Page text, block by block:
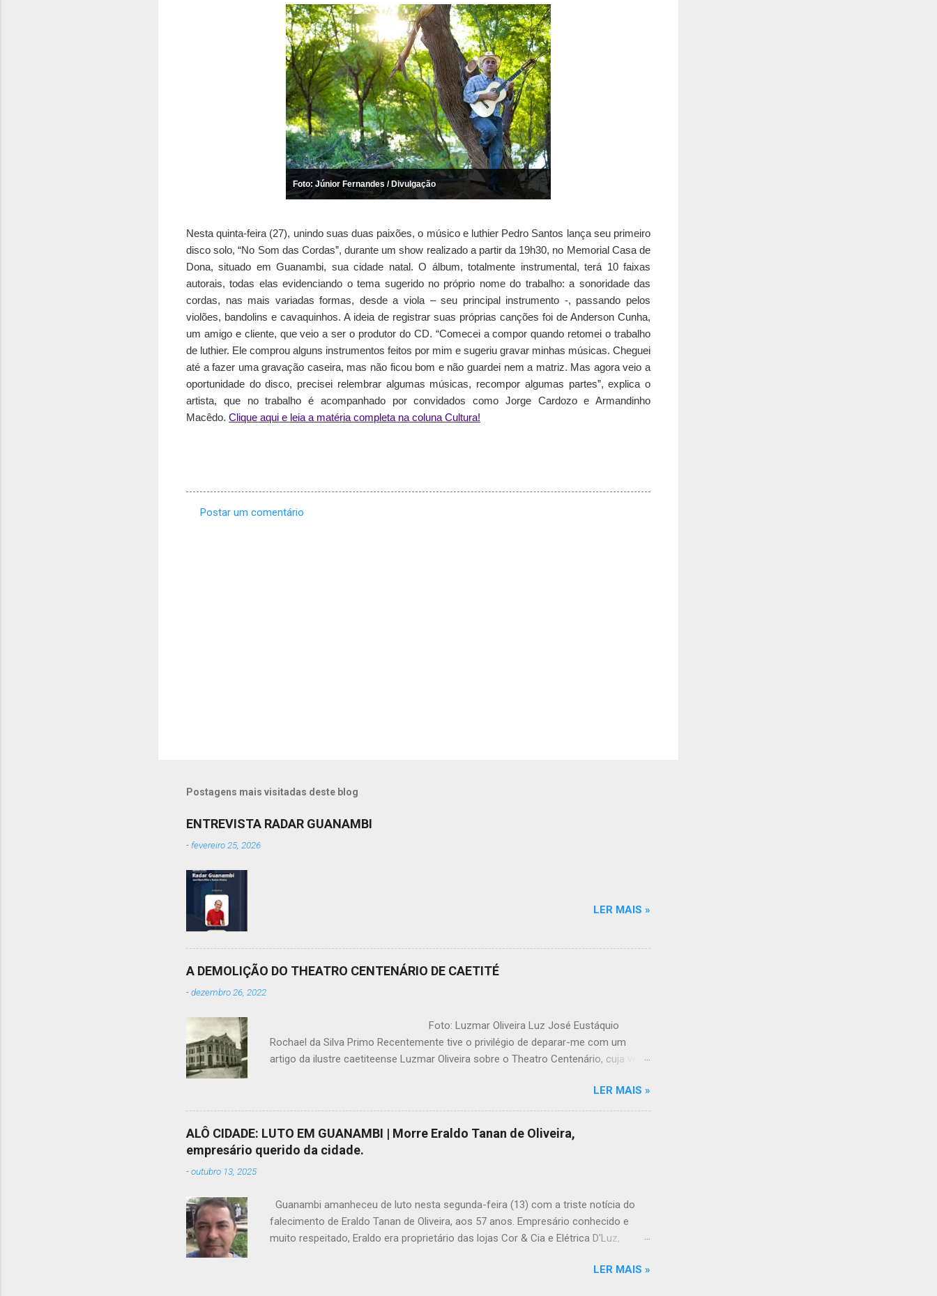
Foto: Júnior Fernandes / Divulgação
Nesta quinta-feira (27), unindo suas duas paixões, o músico e luthier Pedro Santos lança seu primeiro
disco solo, “No Som das Cordas”, durante um show realizado a partir da 19h30, no Memorial Casa de
Dona, situado em Guanambi, sua cidade natal. O álbum, totalmente instrumental, terá 10 faixas
autorais, todas elas evidenciando o tema sugerido no próprio nome do trabalho: a sonoridade das
cordas, nas mais variadas formas, desde a viola – seu principal instrumento -, passando pelos
violões, bandolins e cavaquinhos. A ideia de registrar suas próprias canções foi de Anderson Cunha,
um amigo e cliente, que veio a ser o produtor do CD. “Comecei a compor quando retomei o trabalho
de luthier. Ele comprou alguns instrumentos feitos por mim e sugeriu gravar minhas músicas. Cheguei
até a fazer uma gravação caseira, mas não ficou bom e não guardei nem a matriz. Mas agora veio a
oportunidade do disco, precisei relembrar algumas músicas, recompor algumas partes”, explica o
artista, que no trabalho é acompanhado por convidados como Jorge Cardozo e Armandinho
Macêdo. Clique aqui e leia a matéria completa na coluna Cultura!
Postar um comentário
Postagens mais visitadas deste blog
ENTREVISTA RADAR GUANAMBI
- fevereiro 25, 2026
LER MAIS »
A DEMOLIÇÃO DO THEATRO CENTENÁRIO DE CAETITÉ
-dezembro 26, 2022
Foto: Luzmar Oliveira Luz José Eustáquio
Rochael da Silva Primo Recentemente tive o privilégio de deparar-me com um
artigo da ilustre caetiteense Luzmar Oliveira sobre o Theatro Centenário, cuja veia
A prometi, na oportunidade, tentar descrever minhas impressões sobre tal
edificação, que tanto impressionou e marcou àqueles que vivenciaram sua
construção, esplendor e derrocada, fazendo lembrar, não sei explicar porque, em
parte e dimensões menores, a trágica história do navio inglês Titanic, só que em
LER MAIS »
ALÔ CIDADE: LUTO EM GUANAMBI | Morre Eraldo Tanan de Oliveira,
empresário querido da cidade.
-outubro 13, 2025
Guanambi amanheceu de luto nesta segunda-feira (13) com a triste notícia do
falecimento de Eraldo Tanan de Oliveira, aos 57 anos. Empresário conhecido e
muito respeitado, Eraldo era proprietário das lojas Cor & Cia e Elétrica D'Luz,
cidade. Na tarde deste domingo, 12, Eraldo foi vítima de um infarto fulminante. Ele
LER MAIS »